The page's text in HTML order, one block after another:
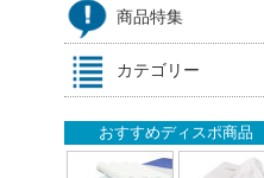
商品特集
カテゴリー
おすすめディスポ商品